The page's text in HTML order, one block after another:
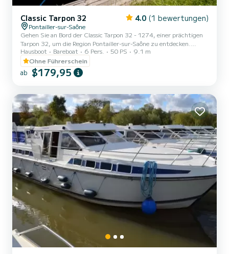
Classic Tarpon 32 4.0 (1 bewertungen)
Pontailler-sur-Saône
Gehen Sie an Bord der Classic Tarpon 32 - 1274, einer prächtigen
Tarpon 32, um die Region Pontailler-sur-Saône zu entdecken.
Dieser Lastkahn bietet Komfort und Leistung auf See. Der
Lastkahn ist 9 Meter lang und hat eine Leistung von 50 PS. Die 2
Kabinen bieten Platz für Personen auf einer Kreuzfahrt. Diese
Tarpon 32 ist mit 2 Toiletten mit Dusche ausgestattet. Sie können
Hausboot Bareboat 6 Pers. 50 PS
9.1 m
Ohne Führerschein
ab $179,95